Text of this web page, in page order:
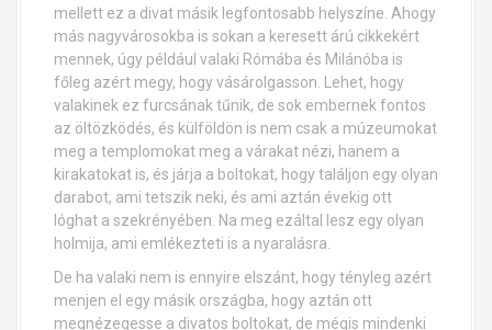
mellett ez a divat másik legfontosabb helyszíne. Ahogy
más nagyvárosokba is sokan a keresett árú cikkekért
mennek, úgy például valaki Rómába és Milánóba is
főleg azért megy, hogy vásárolgasson. Lehet, hogy
valakinek ez furcsának tűnik, de sok embernek fontos
az öltözködés, és külföldön is nem csak a múzeumokat
meg a templomokat meg a várakat nézi, hanem a
kirakatokat is, és járja a boltokat, hogy találjon egy olyan
darabot, ami tetszik neki, és ami aztán évekig ott
lóghat a szekrényében. Na meg ezáltal lesz egy olyan
holmija, ami emlékezteti is a nyaralásra.
De ha valaki nem is ennyire elszánt, hogy tényleg azért
menjen el egy másik országba, hogy aztán ott
megnézegesse a divatos boltokat, de mégis mindenki